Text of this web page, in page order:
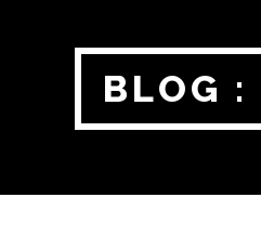
BLOG :